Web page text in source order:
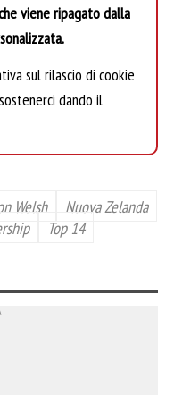
viene ripagato dalla
sul rilascio di cookie
dando il
Welsh
Nuova Zelanda
Top 14